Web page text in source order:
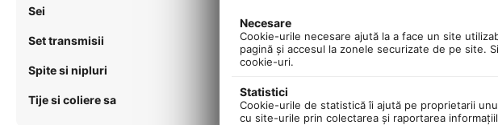
Sei
Set transmisii
Spite si nipluri
Tije si coliere sa
Necesare
Cookie-urile necesare ajută la a face un site
pagină şi accesul la zonele securizate de pe site.
cookie-uri.
Statistici
Cookie-urile de statistică îi ajută pe proprietarii
cu site-urile prin colectarea şi raportarea